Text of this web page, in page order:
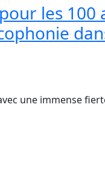
les 100
avec une immense